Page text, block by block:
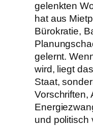
gelenkten
hat aus
Bürokratie,
gelernt.
wird, liegt
Staat,
Vorschriften,
und politisch